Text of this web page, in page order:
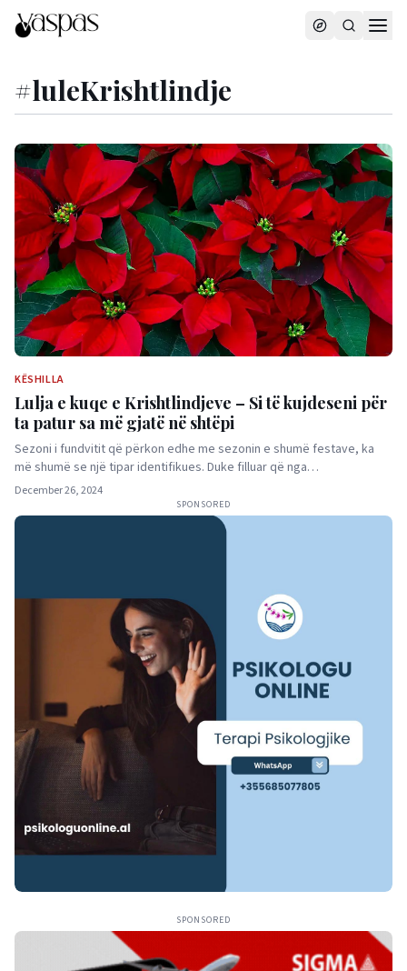
#luleKrishtlindje
KËSHILLA
Lulja e kuqe e Krishtlindjeve – Si të kujdeseni për
ta patur sa më gjatë në shtëpi
Sezoni i fundvitit që përkon edhe me sezonin e shumë festave, ka
më shumë se një tipar identifikues. Duke filluar që nga…
December 26, 2024
SPONSORED
SPONSORED